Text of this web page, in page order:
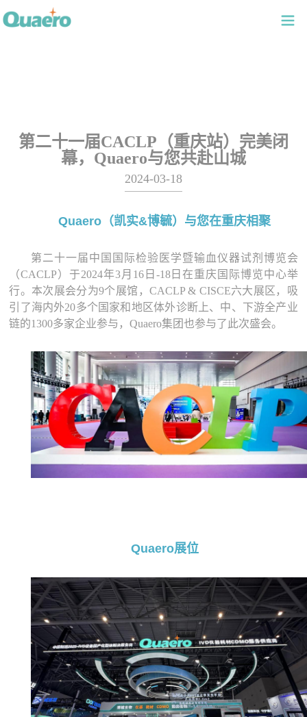
第二十一届CACLP（重庆站）完美闭
幕，Quaero与您共赴山城
2024-03-18
Quaero （凯实&博毓）与您在重庆相聚
第二十一届中国国际检验医学暨输血仪器试剂博览会
（CACLP）于2024年3月16日-18日在重庆国际博览中心举
行。本次展会分为9个展馆，CACLP & CISCE六大展区，吸
引了海内外20多个国家和地区体外诊断上、中、下游全产业
链的1300多家企业参与，Quaero集团也参与了此次盛会。
Quaero展位